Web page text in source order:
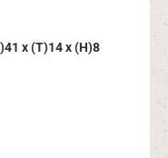
x (T)14 x (H)8